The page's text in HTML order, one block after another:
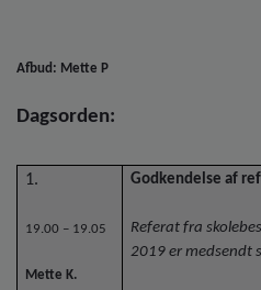
Afbud: Mette P
Dagsorden:
1.
19.00 – 19.05
Mette K.
Godkendelse af
Referat fra
2019 er medsendt